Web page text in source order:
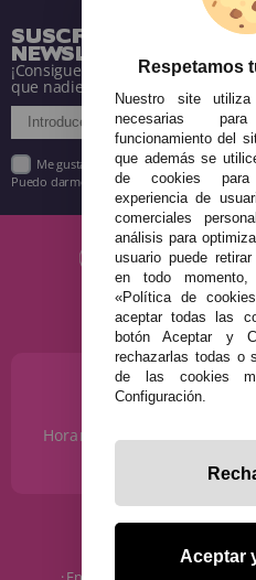
SUSCRÍBETE A
NEWSLETTER
¡Consigue descuentos y entérate
que nadie!
Me gustaría recibir descuentos
Puedo darme de baja cuando quiera
Horario de Lunes a
· Quiénes somos
Respetamos
Nuestro site
necesarias
funcionamiento del
que además se
de cookies para
experiencia de
comerciales
análisis para
usuario puede
en todo
«Política de
aceptar todas las
botón Aceptar y
rechazarlas todas o
de las cookies
Configuración.
Aceptar